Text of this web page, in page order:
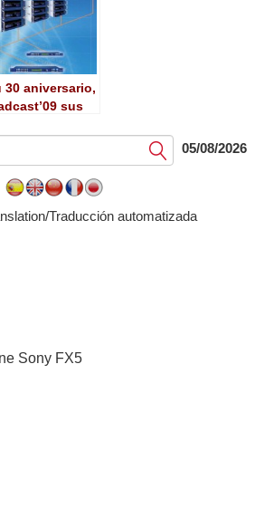
aniversario,
sus
Submit05/08/2026
Traducción automatizada
Sony FX5